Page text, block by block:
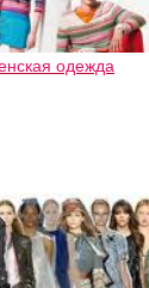
одежда